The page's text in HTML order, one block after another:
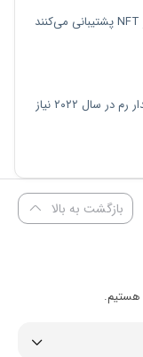
گوشی‌های اندرویدی چه مقدار رم در سال ۲۰۲۲ نیاز
بازگشت به بالا